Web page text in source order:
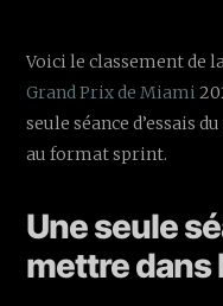
Voici le classement de la
Grand Prix de Miami
seule séance d’essais
au format sprint.
Une seule
mettre dans